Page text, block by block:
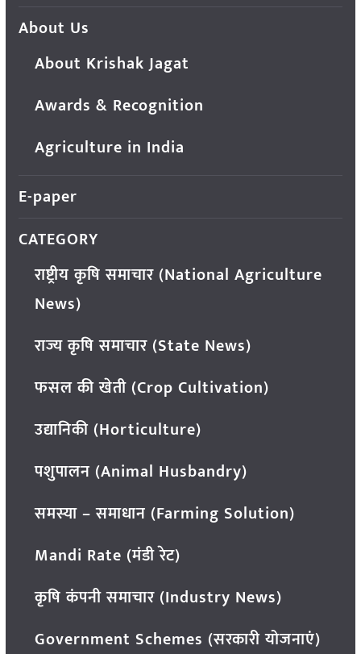
About Us
About Krishak Jagat
Awards & Recognition
Agriculture in India
E-paper
CATEGORY
राष्ट्रीय कृषि समाचार (National Agriculture
News)
राज्य कृषि समाचार (State News)
फसल की खेती (Crop Cultivation)
उद्यानिकी (Horticulture)
पशुपालन (Animal Husbandry)
समस्या – समाधान (Farming Solution)
Mandi Rate (मंडी रेट)
कृषि कंपनी समाचार (Industry News)
Government Schemes (सरकारी योजनाएं)